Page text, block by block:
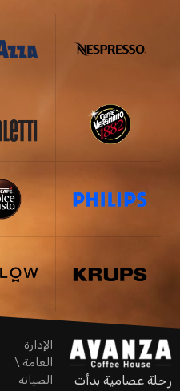
رحلة عصامية بدأت
الإدارة
العامة \
الصيانة